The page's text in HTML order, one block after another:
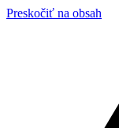
Preskočiť na obsah